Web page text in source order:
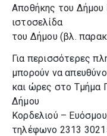
Αποθήκης του Δήμου
ιστοσελίδα
του Δήμου (βλ.
Για περισσότερες
μπορούν να
και ώρες στο Τμήμα
Δήμου
Κορδελιού –
τηλέφωνο 2313